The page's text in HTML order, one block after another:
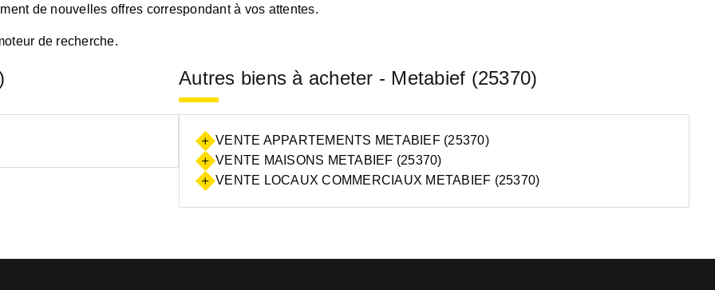
de nouvelles offres correspondant à vos attentes.
de recherche.
Autres biens à acheter - Metabief (25370)
VENTE APPARTEMENTS METABIEF (25370)
VENTE MAISONS METABIEF (25370)
VENTE LOCAUX COMMERCIAUX METABIEF (25370)